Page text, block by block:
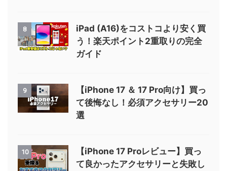
8
iPad (A16)をコストコより安く買
う！楽天ポイント2重取りの完全
ガイド
9
【iPhone 17 ＆ 17 Pro向け】買っ
て後悔なし！必須アクセサリー20
選
10
【iPhone 17 Proレビュー】買っ
て良かったアクセサリーと失敗し